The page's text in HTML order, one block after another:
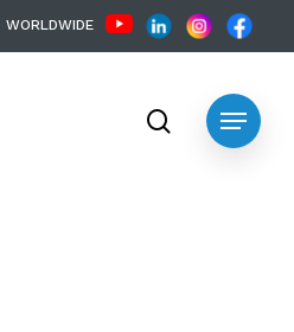
WORLDWIDE
Menu
search